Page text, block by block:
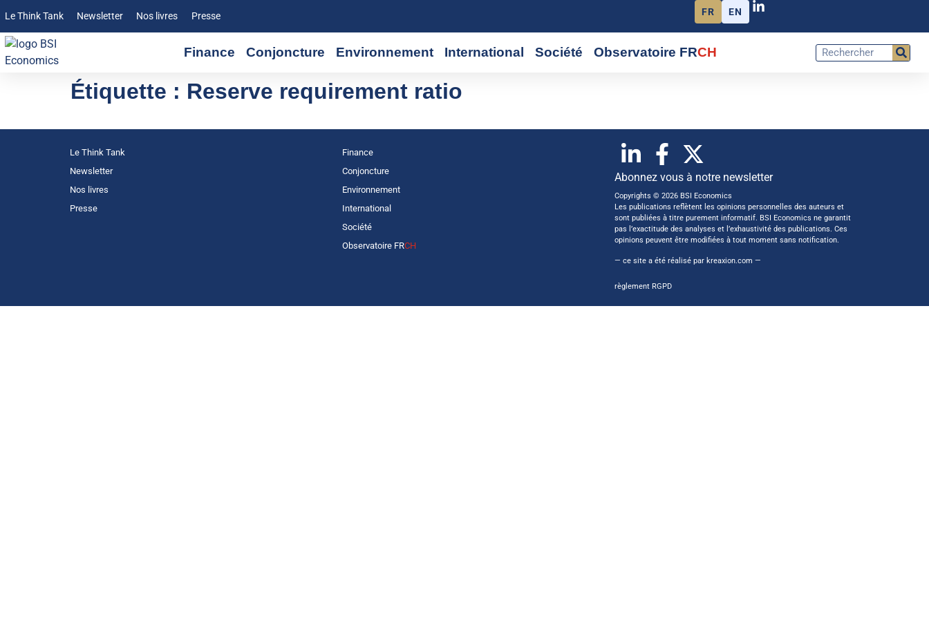
Le Think Tank Newsletter Nos livres Presse FR EN
Finance Conjoncture Environnement International Société Observatoire FRCH
Étiquette : Reserve requirement ratio
Le Think Tank
Newsletter
Nos livres
Presse
Finance
Conjoncture
Environnement
International
Société
Observatoire FRCH
Abonnez vous à notre newsletter
Copyrights © 2026 BSI Economics
Les publications reflètent les opinions personnelles des auteurs et
sont publiées à titre purement informatif. BSI Economics ne garantit
pas l’exactitude des analyses et l’exhaustivité des publications. Ces
opinions peuvent être modifiées à tout moment sans notification.
— ce site a été réalisé par kreaxion.com —
règlement RGPD